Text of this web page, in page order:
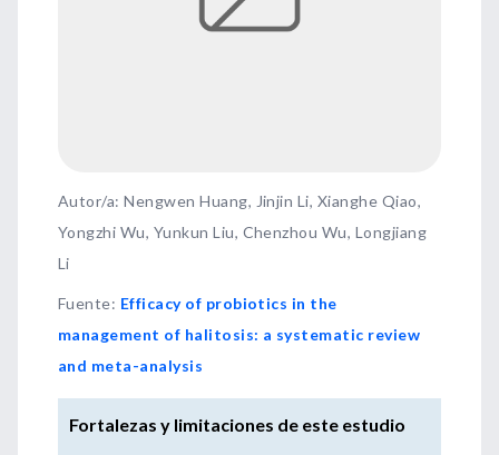
Autor/a: Nengwen Huang, Jinjin Li, Xianghe Qiao,
Yongzhi Wu, Yunkun Liu, Chenzhou Wu, Longjiang
Li
Fuente: Efficacy of probiotics in the
management of halitosis: a systematic review
and meta-analysis
Fortalezas y limitaciones de este estudio